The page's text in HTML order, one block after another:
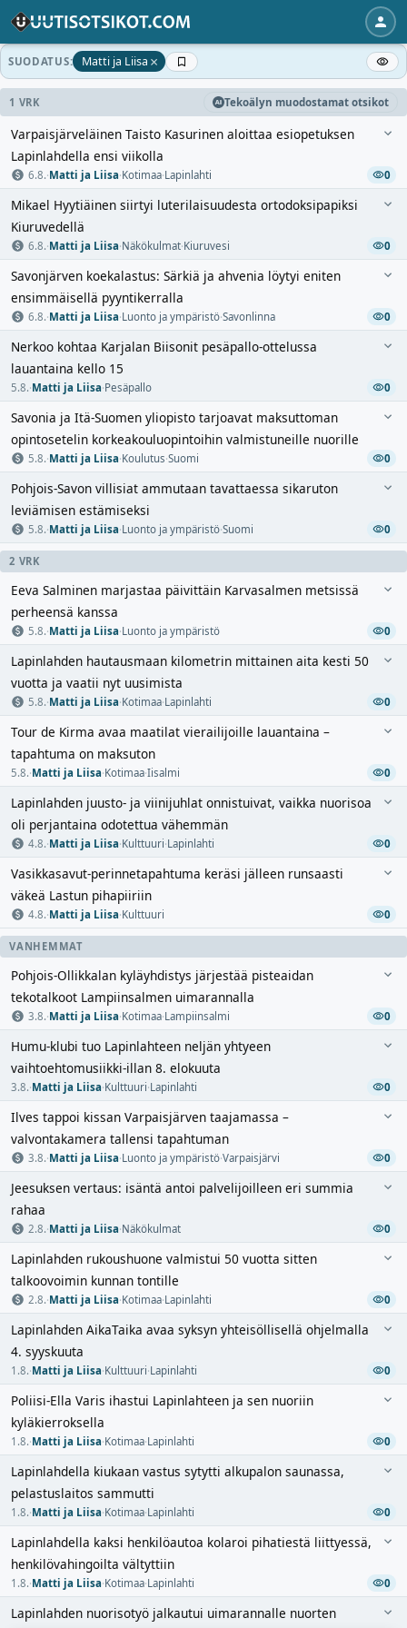
SUODATUS: Matti ja Liisa ×
1 VRK Tekoälyn muodostamat otsikot
Varpaisjärveläinen Taisto Kasurinen aloittaa esiopetuksen
Lapinlahdella ensi viikolla
6.8.·Matti ja Liisa·Kotimaa·Lapinlahti 0
Mikael Hyytiäinen siirtyi luterilaisuudesta ortodoksipapiksi
Kiuruvedellä
6.8.·Matti ja Liisa·Näkökulmat·Kiuruvesi 0
Savonjärven koekalastus: Särkiä ja ahvenia löytyi eniten
ensimmäisellä pyyntikerralla
6.8.·Matti ja Liisa·Luonto ja ympäristö·Savonlinna 0
Nerkoo kohtaa Karjalan Biisonit pesäpallo-ottelussa
lauantaina kello 15
5.8.·Matti ja Liisa·Pesäpallo 0
Savonia ja Itä-Suomen yliopisto tarjoavat maksuttoman
opintosetelin korkeakouluopintoihin valmistuneille nuorille
5.8.·Matti ja Liisa·Koulutus·Suomi 0
Pohjois-Savon villisiat ammutaan tavattaessa sikaruton
leviämisen estämiseksi
5.8.·Matti ja Liisa·Luonto ja ympäristö·Suomi 0
2 VRK
Eeva Salminen marjastaa päivittäin Karvasalmen metsissä
perheensä kanssa
5.8.·Matti ja Liisa·Luonto ja ympäristö 0
Lapinlahden hautausmaan kilometrin mittainen aita kesti 50
vuotta ja vaatii nyt uusimista
5.8.·Matti ja Liisa·Kotimaa·Lapinlahti 0
Tour de Kirma avaa maatilat vierailijoille lauantaina –
tapahtuma on maksuton
5.8.·Matti ja Liisa·Kotimaa·Iisalmi 0
Lapinlahden juusto- ja viinijuhlat onnistuivat, vaikka nuorisoa
oli perjantaina odotettua vähemmän
4.8.·Matti ja Liisa·Kulttuuri·Lapinlahti 0
Vasikkasavut-perinnetapahtuma keräsi jälleen runsaasti
väkeä Lastun pihapiiriin
4.8.·Matti ja Liisa·Kulttuuri 0
VANHEMMAT
Pohjois-Ollikkalan kyläyhdistys järjestää pisteaidan
tekotalkoot Lampiinsalmen uimarannalla
3.8.·Matti ja Liisa·Kotimaa·Lampiinsalmi 0
Humu-klubi tuo Lapinlahteen neljän yhtyeen
vaihtoehtomusiikki-illan 8. elokuuta
3.8.·Matti ja Liisa·Kulttuuri·Lapinlahti 0
Ilves tappoi kissan Varpaisjärven taajamassa –
valvontakamera tallensi tapahtuman
3.8.·Matti ja Liisa·Luonto ja ympäristö·Varpaisjärvi 0
Jeesuksen vertaus: isäntä antoi palvelijoilleen eri summia
rahaa
2.8.·Matti ja Liisa·Näkökulmat 0
Lapinlahden rukoushuone valmistui 50 vuotta sitten
talkoovoimin kunnan tontille
2.8.·Matti ja Liisa·Kotimaa·Lapinlahti 0
Lapinlahden AikaTaika avaa syksyn yhteisöllisellä ohjelmalla
4. syyskuuta
1.8.·Matti ja Liisa·Kulttuuri·Lapinlahti 0
Poliisi-Ella Varis ihastui Lapinlahteen ja sen nuoriin
kyläkierroksella
1.8.·Matti ja Liisa·Kotimaa·Lapinlahti 0
Lapinlahdella kiukaan vastus sytytti alkupalon saunassa,
pelastuslaitos sammutti
1.8.·Matti ja Liisa·Kotimaa·Lapinlahti 0
Lapinlahdella kaksi henkilöautoa kolaroi pihatiestä liittyessä,
henkilövahingoilta vältyttiin
1.8.·Matti ja Liisa·Kotimaa·Lapinlahti 0
Lapinlahden nuorisotyö jalkautui uimarannalle nuorten